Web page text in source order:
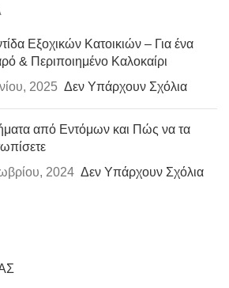
Εξοχικών Κατοικιών – Για ένα
& Περιποιημένο Καλοκαίρι
2025 Δεν Υπάρχουν Σχόλια
από Εντόμων και Πώς να τα
2024 Δεν Υπάρχουν Σχόλια